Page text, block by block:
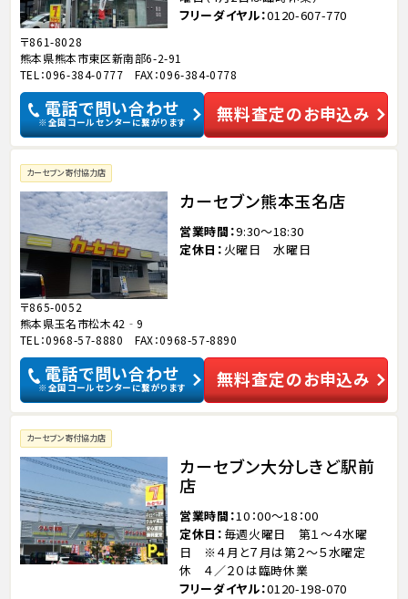
フリーダイヤル 0120-607-770
〒861-8028
熊本県熊本市東区新南部6-2-91
TEL：096-384-0777 FAX：096-384-0778
電話で問い合わせ
※全国コールセンターに繋がります 無料査定のお申込み
カーセブン寄付協力店
カーセブン熊本玉名店
営業時間 9:30～18:30
定休日
火曜日 水曜日
〒865-0052
熊本県玉名市松木42‐9
TEL：0968-57-8880 FAX：0968-57-8890
電話で問い合わせ
※全国コールセンターに繋がります 無料査定のお申込み
カーセブン寄付協力店
カーセブン大分しきど駅前
店
営業時間 10：00～18：00
定休日
毎週火曜日 第１～４水曜
日 ※４月と７月は第２～５水曜定
休 ４／２０は臨時休業
フリーダイヤル 0120-198-070